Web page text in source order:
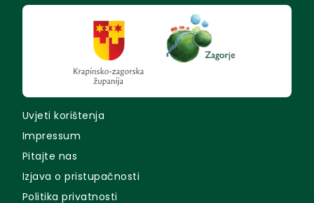
Uvjeti korištenja
Impressum
Pitajte nas
Izjava o pristupačnosti
Politika privatnosti